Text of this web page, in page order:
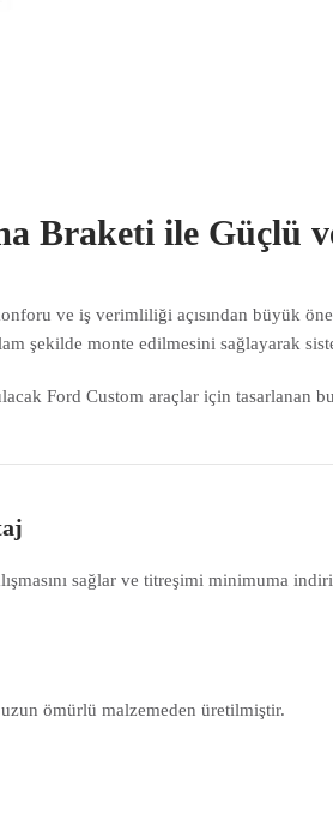
Braketi ile Güçlü
ve iş verimliliği açısından büyük
şekilde monte edilmesini sağlayarak
Ford Custom araçlar için tasarlanan
sağlar ve titreşimi minimuma
ömürlü malzemeden üretilmiştir.